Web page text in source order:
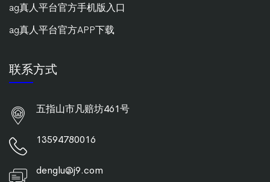
ag真人平台官方手机版入口
ag真人平台官方APP下载
联系方式
五指山市凡赔坊461号
13594780016
denglu@j9.com